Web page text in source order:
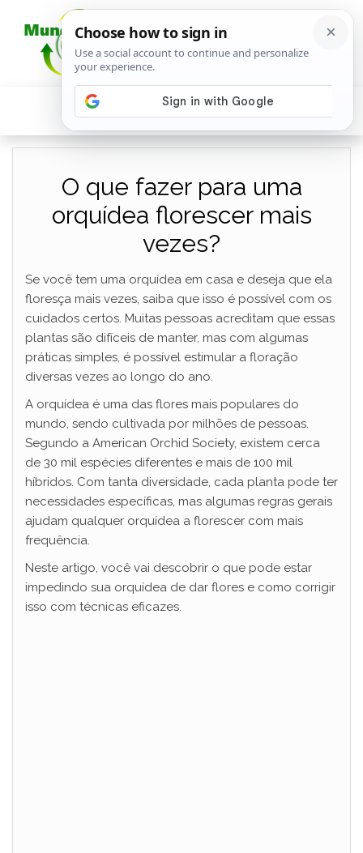
O que fazer para uma
orquídea florescer mais
vezes?
Se você tem uma orquídea em casa e deseja que ela
floresça mais vezes, saiba que isso é possível com os
cuidados certos. Muitas pessoas acreditam que essas
plantas são difíceis de manter, mas com algumas
práticas simples, é possível estimular a floração
diversas vezes ao longo do ano.
A orquídea é uma das flores mais populares do
mundo, sendo cultivada por milhões de pessoas.
Segundo a American Orchid Society, existem cerca
de 30 mil espécies diferentes e mais de 100 mil
híbridos. Com tanta diversidade, cada planta pode ter
necessidades específicas, mas algumas regras gerais
ajudam qualquer orquídea a florescer com mais
frequência.
Neste artigo, você vai descobrir o que pode estar
impedindo sua orquídea de dar flores e como corrigir
isso com técnicas eficazes.